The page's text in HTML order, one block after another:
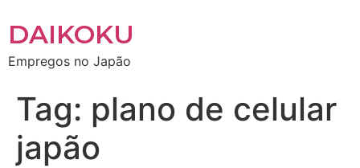
DAIKOKU
Empregos no Japão
Tag: plano de celular
japão